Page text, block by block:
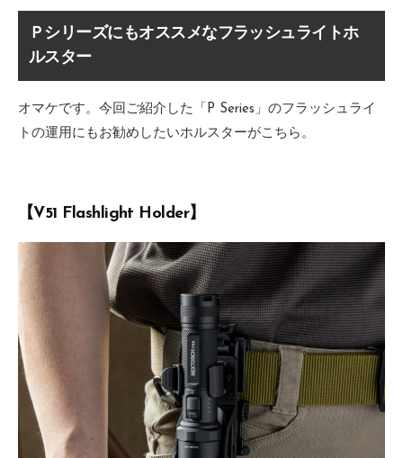
Ｐシリーズにもオススメなフラッシュライトホ
ルスター
オマケです。今回ご紹介した「P Series」のフラッシュライ
トの運用にもお勧めしたいホルスターがこちら。
【V51 Flashlight Holder】